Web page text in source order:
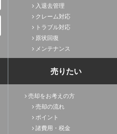
入退去管理
クレーム対応
トラブル対応
原状回復
メンテナンス
売りたい
売却をお考えの方
売却の流れ
ポイント
諸費用・税金